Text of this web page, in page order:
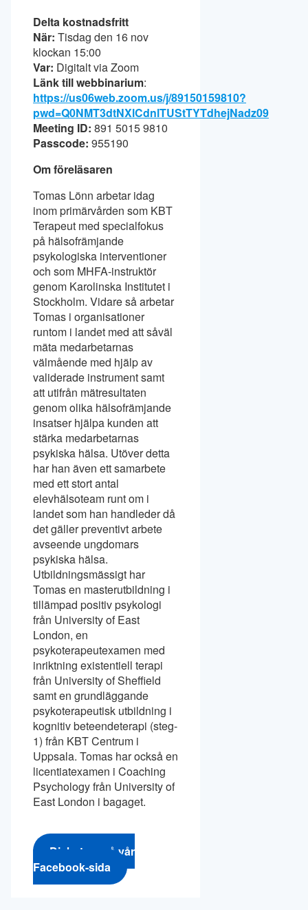
Delta kostnadsfritt
När: Tisdag den 16 nov
klockan 15:00
Var: Digitalt via Zoom
Länk till webbinarium:
https://us06web.zoom.us/j/89150159810?
pwd=Q0NMT3dtNXlCdnlTUStTYTdhejNadz09
Meeting ID: 891 5015 9810
Passcode: 955190
Om föreläsaren
Tomas Lönn arbetar idag
inom primärvården som KBT
Terapeut med specialfokus
på hälsofrämjande
psykologiska interventioner
och som MHFA-instruktör
genom Karolinska Institutet i
Stockholm. Vidare så arbetar
Tomas i organisationer
runtom i landet med att såväl
mäta medarbetarnas
välmående med hjälp av
validerade instrument samt
att utifrån mätresultaten
genom olika hälsofrämjande
insatser hjälpa kunden att
stärka medarbetarnas
psykiska hälsa. Utöver detta
har han även ett samarbete
med ett stort antal
elevhälsoteam runt om i
landet som han handleder då
det gäller preventivt arbete
avseende ungdomars
psykiska hälsa.
Utbildningsmässigt har
Tomas en masterutbildning i
tillämpad positiv psykologi
från University of East
London, en
psykoterapeutexamen med
inriktning existentiell terapi
från University of Sheffield
samt en grundläggande
psykoterapeutisk utbildning i
kognitiv beteendeterapi (steg-
1) från KBT Centrum i
Uppsala. Tomas har också en
licentiatexamen i Coaching
Psychology från University of
East London i bagaget.
Diskutera på vår
Facebook-sida